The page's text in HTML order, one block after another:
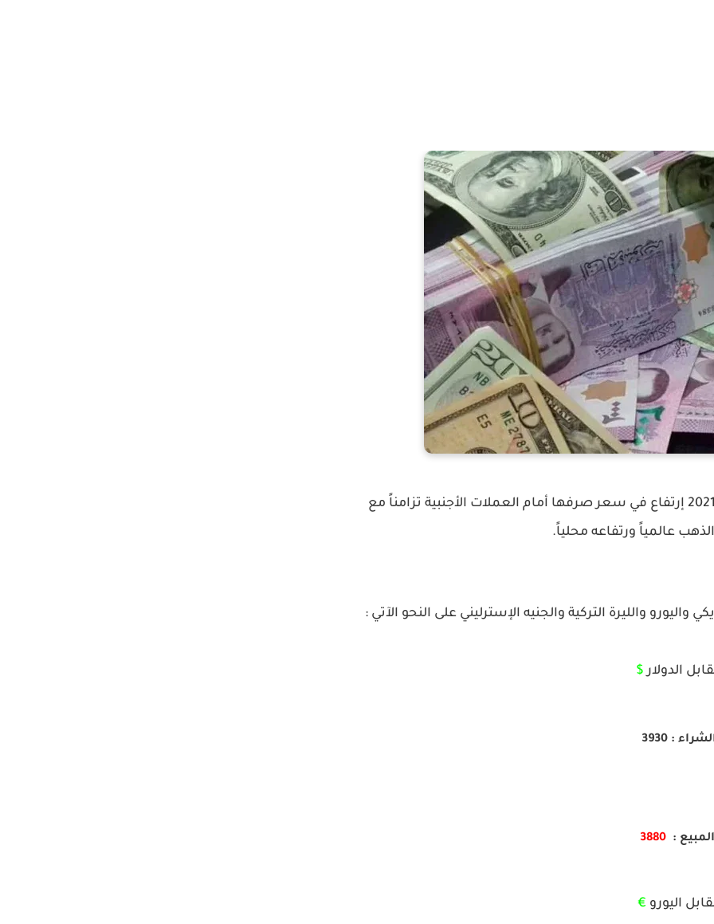
سجلت الليرة السورية اليوم الأثنين 1 مارس/آذار 2021 إرتفاع في سعر صرفها أمام العملات الأجنبية تزامناً مع
عالمياً ورتفاعه محلياً.
واليورو والليرة التركية والجنيه الإسترليني على النحو الآتي :
الدولار$
: 3930
المبيع : 3880
اليورو €